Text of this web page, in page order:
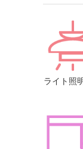
ライト照